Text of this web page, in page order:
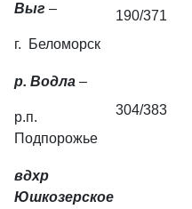
Выг –
г. Беломорск
190/371
р. Водла –
р.п.
Подпорожье
304/383
вдхр
Юшкозерское